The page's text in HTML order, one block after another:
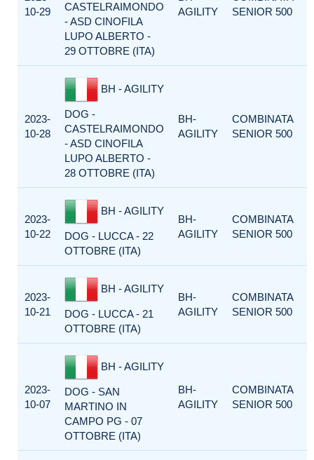
10-29
CASTELRAIMONDO
- ASD CINOFILA
LUPO ALBERTO -
29 OTTOBRE (ITA)
AGILITY
SENIOR 500
2023-
10-28
BH - AGILITY
DOG -
CASTELRAIMONDO
- ASD CINOFILA
LUPO ALBERTO -
28 OTTOBRE (ITA)
BH-
AGILITY
COMBINATA
SENIOR 500
2023-
10-22
BH - AGILITY
DOG - LUCCA - 22
OTTOBRE (ITA)
BH-
AGILITY
COMBINATA
SENIOR 500
2023-
10-21
BH - AGILITY
DOG - LUCCA - 21
OTTOBRE (ITA)
BH-
AGILITY
COMBINATA
SENIOR 500
2023-
10-07
BH - AGILITY
DOG - SAN
MARTINO IN
CAMPO PG - 07
OTTOBRE (ITA)
BH-
AGILITY
COMBINATA
SENIOR 500